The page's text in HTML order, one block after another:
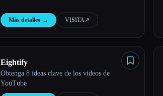
Más detalles → VISITA↗︎
Eightify
Obtenga 8 ideas clave de los videos de
YouTube